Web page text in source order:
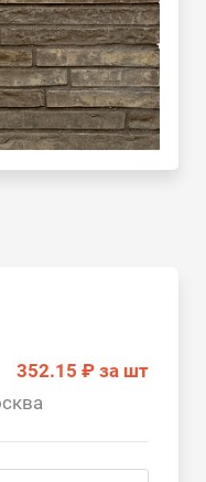
352.15 ₽ за шт